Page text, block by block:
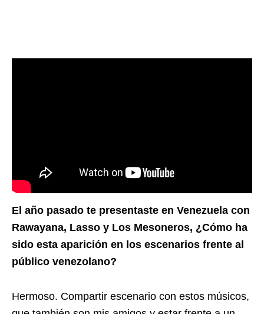
El año pasado te presentaste en Venezuela con
Rawayana, Lasso y Los Mesoneros, ¿Cómo ha
sido esta aparición en los escenarios frente al
público venezolano?
Hermoso. Compartir escenario con estos músicos,